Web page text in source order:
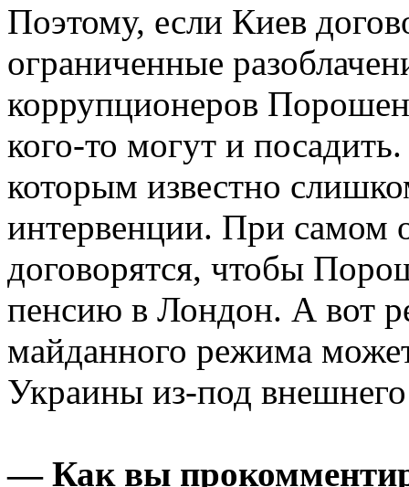
Поэтому, если Киев
ограниченные
коррупционеров
кого-то могут и
которым известно
интервенции. При самом
договорятся, чтобы
пенсию в Лондон. А вот
майданного режима
Украины из-под
— Как вы